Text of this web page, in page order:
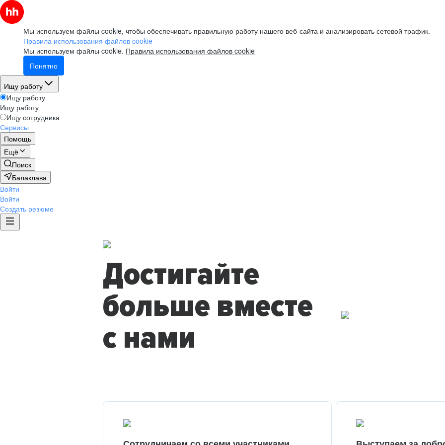
Мы используем файлы cookie, чтобы обеспечивать правильную работу нашего веб-сайта и анализировать сетевой трафик.
Правила использования файлов cookie
Мы используем файлы cookie. Правила использования файлов cookie
Понятно
Ищу работу
Ищу работу
Ищу работу
Ищу сотрудника
Сервисы
Помощь
Ещё
Поиск
Балаклава
Войти
Войти
Создать резюме
Достигайте
больше вместе
с нами